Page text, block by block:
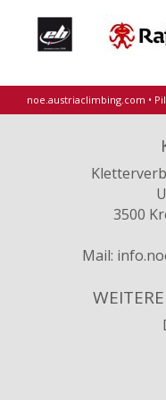
noe.austriaclimbing.com •
3500
Mail: